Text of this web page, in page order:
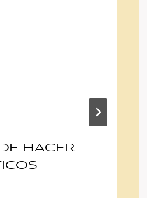
hacer